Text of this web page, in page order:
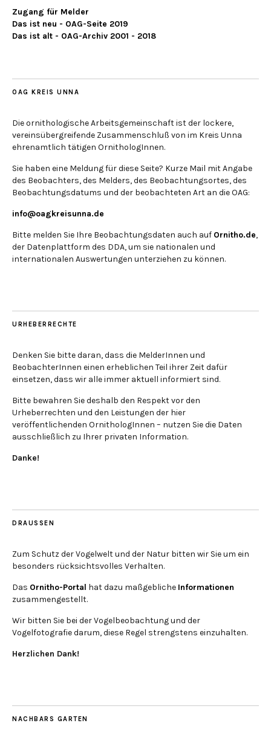
Zugang für Melder
Das ist neu - OAG-Seite 2019
Das ist alt - OAG-Archiv 2001 - 2018
OAG KREIS UNNA
Die ornithologische Arbeitsgemeinschaft ist der lockere,
vereinsübergreifende Zusammenschluß von im Kreis Unna
ehrenamtlich tätigen OrnithologInnen.
Sie haben eine Meldung für diese Seite? Kurze Mail mit Angabe
des Beobachters, des Melders, des Beobachtungsortes, des
Beobachtungsdatums und der beobachteten Art an die OAG:
info@oagkreisunna.de
Bitte melden Sie Ihre Beobachtungsdaten auch auf Ornitho.de,
der Datenplattform des DDA, um sie nationalen und
internationalen Auswertungen unterziehen zu können.
URHEBERRECHTE
Denken Sie bitte daran, dass die MelderInnen und
BeobachterInnen einen erheblichen Teil ihrer Zeit dafür
einsetzen, dass wir alle immer aktuell informiert sind.
Bitte bewahren Sie deshalb den Respekt vor den
Urheberrechten und den Leistungen der hier
veröffentlichenden OrnithologInnen – nutzen Sie die Daten
ausschließlich zu Ihrer privaten Information.
Danke!
DRAUSSEN
Zum Schutz der Vogelwelt und der Natur bitten wir Sie um ein
besonders rücksichtsvolles Verhalten.
Das Ornitho-Portal hat dazu maßgebliche Informationen
zusammengestellt.
Wir bitten Sie bei der Vogelbeobachtung und der
Vogelfotografie darum, diese Regel strengstens einzuhalten.
Herzlichen Dank!
NACHBARS GARTEN